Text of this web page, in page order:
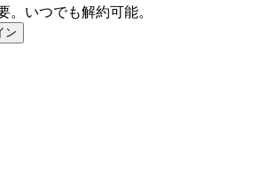
。いつでも解約可能。
ン